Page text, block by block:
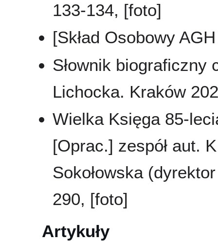
133-134, [foto]
[Skład Osobowy
Słownik biograficzny
Lichocka. Kraków
Wielka Księga 85-
[Oprac.] zespół aut.
Sokołowska
290, [foto]
Artykuły